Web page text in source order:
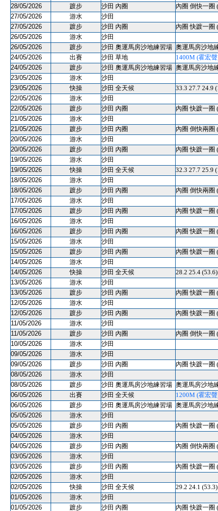
28/05/2026
踱步 沙田 內圈
內圈 倒快一圈
27/05/2026
游水
沙田
27/05/2026
踱步 沙田 內圈
內圈 快踱一圈
26/05/2026
游水
沙田
26/05/2026
踱步 沙田 奧運馬房沙地練習場 奧運馬房沙地
24/05/2026
出賽 沙田 草地
1400M (霍宏
24/05/2026
踱步 沙田 奧運馬房沙地練習場 奧運馬房沙地
23/05/2026
游水
沙田
23/05/2026
快操 沙田 全天候
33.3 27.7 24.9
22/05/2026
游水
沙田
22/05/2026
踱步 沙田 內圈
內圈 快踱一圈
21/05/2026
游水
沙田
21/05/2026
踱步 沙田 內圈
內圈 倒快兩圈
20/05/2026
游水
沙田
20/05/2026
踱步 沙田 內圈
內圈 快踱一圈
19/05/2026
游水
沙田
19/05/2026
快操 沙田 全天候
32.3 27.7 25.9
18/05/2026
游水
沙田
18/05/2026
踱步 沙田 內圈
內圈 倒快兩圈
17/05/2026
游水
沙田
17/05/2026
踱步 沙田 內圈
內圈 快踱一圈
16/05/2026
游水
沙田
16/05/2026
踱步 沙田 內圈
內圈 快踱一圈
15/05/2026
游水
沙田
15/05/2026
踱步 沙田 內圈
內圈 快踱一圈
14/05/2026
游水
沙田
14/05/2026
快操 沙田 全天候
28.2 25.4
13/05/2026
游水
沙田
13/05/2026
踱步 沙田 內圈
內圈 快踱一圈
12/05/2026
游水
沙田
12/05/2026
踱步 沙田 內圈
內圈 快踱一圈
11/05/2026
游水
沙田
11/05/2026
踱步 沙田 內圈
內圈 倒快一圈
10/05/2026
游水
沙田
09/05/2026
游水
沙田
09/05/2026
踱步 沙田 內圈
內圈 快踱一圈
08/05/2026
游水
沙田
08/05/2026
踱步 沙田 奧運馬房沙地練習場 奧運馬房沙地
06/05/2026
出賽 沙田 全天候
1200M (霍宏
06/05/2026
踱步 沙田 奧運馬房沙地練習場 奧運馬房沙地
05/05/2026
游水
沙田
05/05/2026
踱步 沙田 內圈
內圈 快踱一圈
04/05/2026
游水
沙田
04/05/2026
踱步 沙田 內圈
內圈 倒快兩圈
03/05/2026
游水
沙田
03/05/2026
踱步 沙田 內圈
內圈 快踱一圈
02/05/2026
游水
沙田
02/05/2026
快操 沙田 全天候
29.2 24.1
01/05/2026
游水
沙田
01/05/2026
踱步 沙田 內圈 內圈 快踱一圈